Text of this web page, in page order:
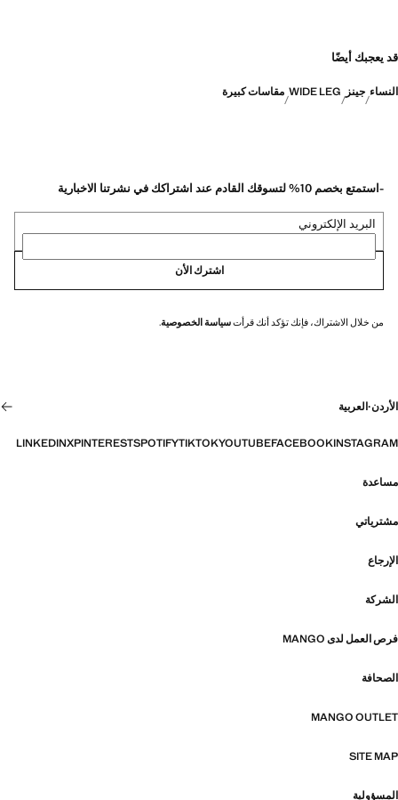
قد يعجبك أيضًا
النساء جينز WIDE LEG مقاسات كبيرة
-استمتع بخصم 10% لتسوقك القادم عند اشتراكك في نشرتنا الاخبارية
البريد الإلكتروني
اشترك الأن
من خلال الاشتراك، فإنك تؤكد أنك قرأتسياسة الخصوصية.
الأردن·العربية
INSTAGRAM
FACEBOOK
YOUTUBE
TIKTOK
SPOTIFY
PINTEREST
X
LINKEDIN
مساعدة
مشترياتي
الإرجاع
الشركة
فرص العمل لدى MANGO
الصحافة
MANGO OUTLET
SITE MAP
المسؤولية